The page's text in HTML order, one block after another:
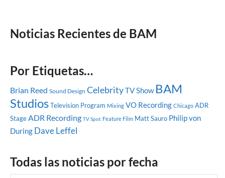
Noticias Recientes de BAM
Por Etiquetas…
Brian Reed Sound Design CelebrityTV Show BAM
StudiosTelevision Program Mixing VO Recording Chicago ADR
Stage ADR Recording TV Spot Feature Film Matt Sauro Philip von
During Dave Leffel
Todas las noticias por fecha